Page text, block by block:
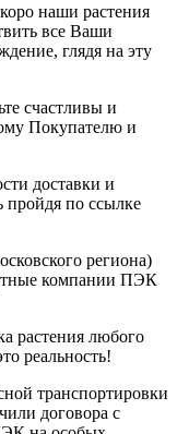
наши растения
все Ваши
глядя на эту
счастливы и
Покупателю и
доставки и
пройдя по ссылке
региона)
компании ПЭК
растения любого
реальность!
транспортировки
договора с